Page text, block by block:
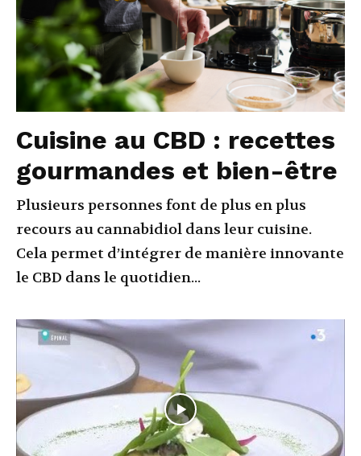
Cuisine au CBD : recettes
gourmandes et bien-être
Plusieurs personnes font de plus en plus
recours au cannabidiol dans leur cuisine.
Cela permet d’intégrer de manière innovante
le CBD dans le quotidien...